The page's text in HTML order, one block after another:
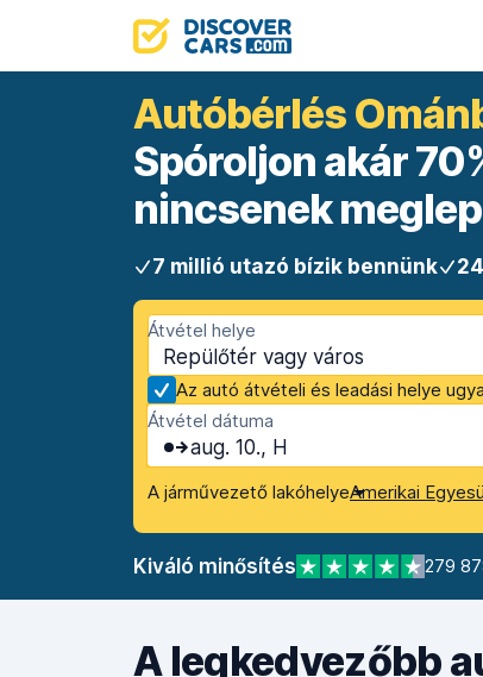
Autóbérlés
Spóroljon akár
nincsenek
7 millió utazó bízik bennünk
Átvétel helye
Az autó átvételi és leadási helye
Átvétel dátuma
aug. 10., H
A járművezető lakóhelyeAmerikai
Kiváló minősítés 279
A legkedvezőbb